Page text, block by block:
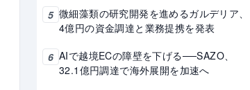
5 微細藻類の研究開発を進めるガルデリア、
4億円の資金調達と業務提携を発表
6 AIで越境ECの障壁を下げる──SAZO、
32.1億円調達で海外展開を加速へ